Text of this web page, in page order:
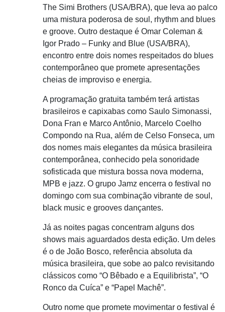
The Simi Brothers (USA/BRA), que leva ao palco
uma mistura poderosa de soul, rhythm and blues
e groove. Outro destaque é Omar Coleman &
Igor Prado – Funky and Blue (USA/BRA),
encontro entre dois nomes respeitados do blues
contemporâneo que promete apresentações
cheias de improviso e energia.
A programação gratuita também terá artistas
brasileiros e capixabas como Saulo Simonassi,
Dona Fran e Marco Antônio, Marcelo Coelho
Compondo na Rua, além de Celso Fonseca, um
dos nomes mais elegantes da música brasileira
contemporânea, conhecido pela sonoridade
sofisticada que mistura bossa nova moderna,
MPB e jazz. O grupo Jamz encerra o festival no
domingo com sua combinação vibrante de soul,
black music e grooves dançantes.
Já as noites pagas concentram alguns dos
shows mais aguardados desta edição. Um deles
é o de João Bosco, referência absoluta da
música brasileira, que sobe ao palco revisitando
clássicos como “O Bêbado e a Equilibrista”, “O
Ronco da Cuíca” e “Papel Machê”.
Outro nome que promete movimentar o festival é